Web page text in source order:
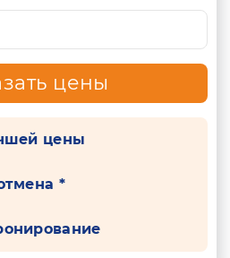
цены
цены
*